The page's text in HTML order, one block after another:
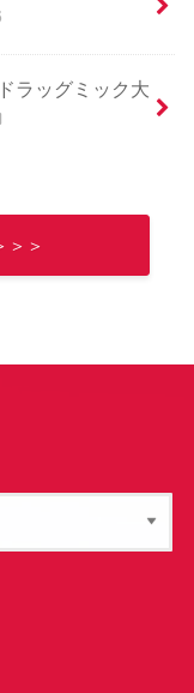
ラッグミック大
＞＞